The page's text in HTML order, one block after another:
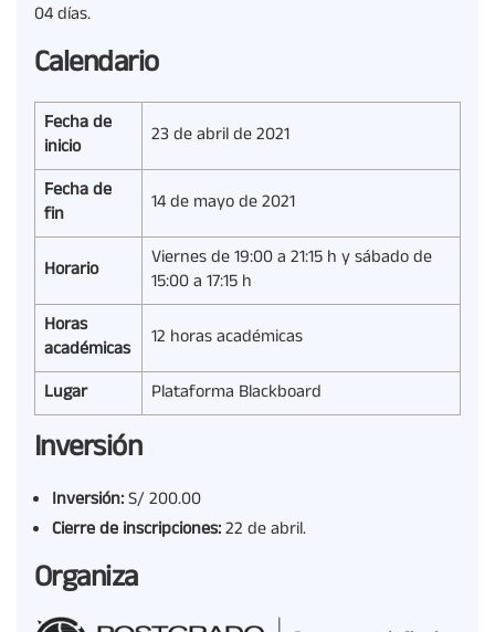
04 días.
Calendario
Fecha de
inicio
23 de abril de 2021
Fecha de
fin
14 de mayo de 2021
Horario
Viernes de 19:00 a 21:15 h y sábado de
15:00 a 17:15 h
Horas
académicas
12 horas académicas
Lugar
Plataforma Blackboard
Inversión
Inversión:S/ 200.00
Cierre de inscripciones:22 de abril.
Organiza